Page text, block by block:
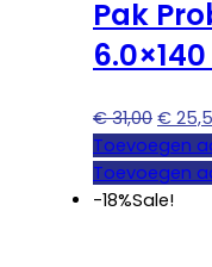
Pak
€31,00
prijs
was:
€ 31,00.
€
Toevoegen
Toevoegen
-18%Sale!